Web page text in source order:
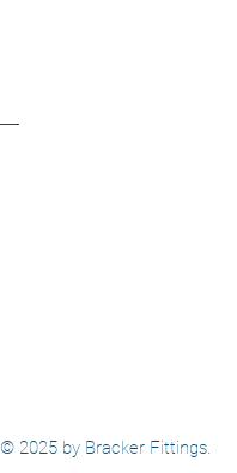
© 2025 by Bracker Fittings.